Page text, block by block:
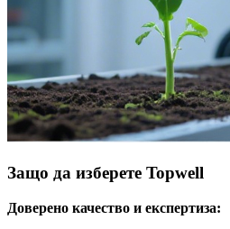
Защо да изберете Topwell
Доверено качество и експертиза: